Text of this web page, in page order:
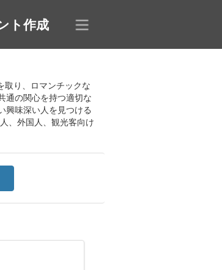
ト作成
取り、ロマンチックな
通の関心を持つ適切な
興味深い人を見つける
、外国人、観光客向け